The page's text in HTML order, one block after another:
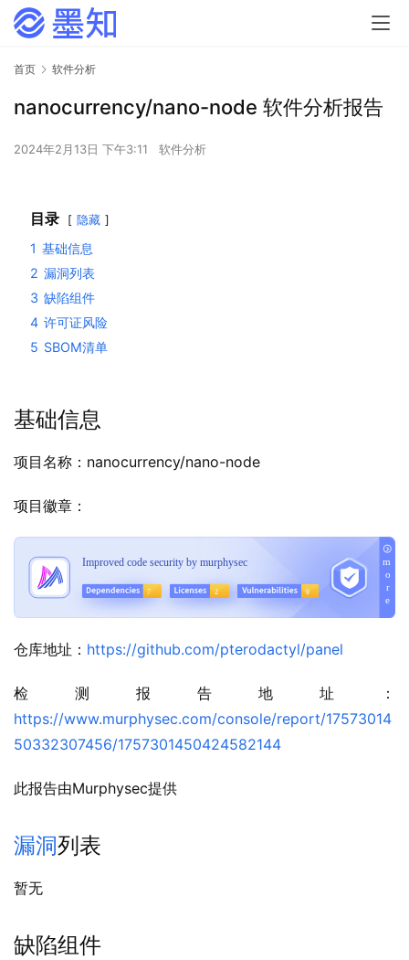
首页 软件分析
nanocurrency/nano-node 软件分析报告
2024年2月13日 下午3:11 软件分析
目录 隐藏
1 基础信息
2 漏洞列表
3 缺陷组件
4 许可证风险
5 SBOM清单
基础信息
项目名称：nanocurrency/nano-node
项目徽章：
仓库地址： https://github.com/pterodactyl/panel
检测报告地址：
https://www.murphysec.com/console/report/17573014
50332307456/1757301450424582144
此报告由Murphysec提供
漏洞列表
暂无
缺陷组件